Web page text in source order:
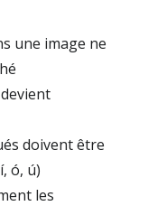
une image ne
doivent être
ó, ú)
les